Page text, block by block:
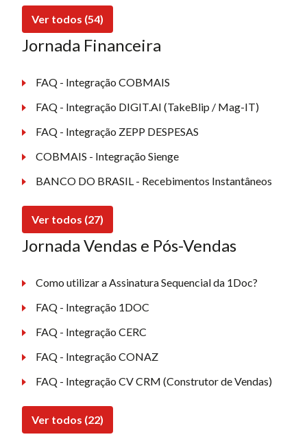
Ver todos (54)
Jornada Financeira
FAQ - Integração COBMAIS
FAQ - Integração DIGIT.AI (TakeBlip / Mag-IT)
FAQ - Integração ZEPP DESPESAS
COBMAIS - Integração Sienge
BANCO DO BRASIL - Recebimentos Instantâneos
Ver todos (27)
Jornada Vendas e Pós-Vendas
Como utilizar a Assinatura Sequencial da 1Doc?
FAQ - Integração 1DOC
FAQ - Integração CERC
FAQ - Integração CONAZ
FAQ - Integração CV CRM (Construtor de Vendas)
Ver todos (22)